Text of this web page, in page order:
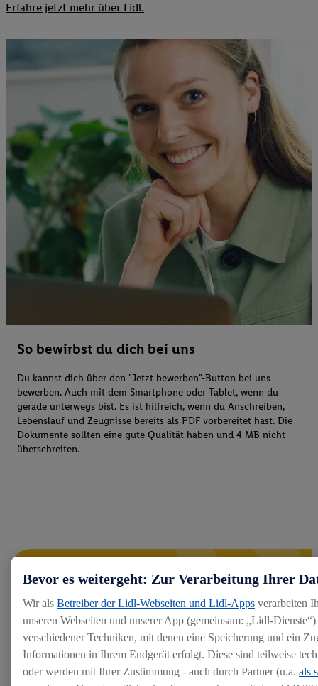
Erfahre jetzt mehr über Lidl.
So bewirbst du dich bei uns
Du kannst dich über den "Jetzt bewerben"-Button bei uns
bewerben. Auch mit dem Smartphone oder Tablet, wenn du
gerade unterwegs bist. Es ist hilfreich, wenn du Anschreiben,
Lebenslauf und Zeugnisse bereits als PDF vorbereitet hast. Die
Dokumente sollten eine gute Qualität haben und 4 MB nicht
überschreiten.
Bevor es weitergeht: Zur Verarbeitung Ihrer
Wir als Betreiber der Lidl-Webseiten und Lidl-Apps verarbeiten
unseren Webseiten und unserer App (gemeinsam: „Lidl-
verschiedener Techniken, mit denen eine Speicherung und ein
Informationen in Ihrem Endgerät erfolgt. Diese sind teilweise
oder werden mit Ihrer Zustimmung - auch durch Partner (u.a. als